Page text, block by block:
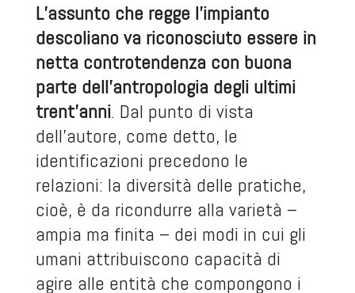
L’assunto che regge l’impianto
descoliano va riconosciuto essere in
netta controtendenza con buona
parte dell’antropologia degli ultimi
trent’anni. Dal punto di vista
dell’autore, come detto, le
identificazioni precedono le
relazioni: la diversità delle pratiche,
cioè, è da ricondurre alla varietà –
ampia ma finita – dei modi in cui gli
umani attribuiscono capacità di
agire alle entità che compongono i